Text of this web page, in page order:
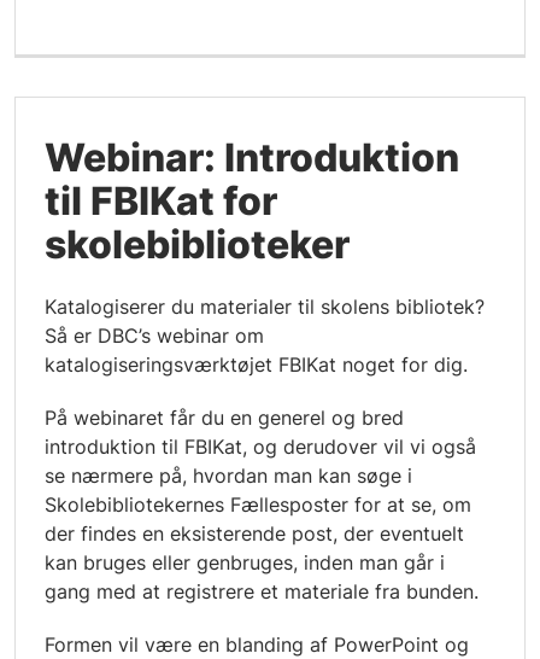
Webinar: Introduktion
til FBIKat for
skolebiblioteker
Katalogiserer du materialer til skolens bibliotek?
Så er DBC’s webinar om
katalogiseringsværktøjet FBIKat noget for dig.
På webinaret får du en generel og bred
introduktion til FBIKat, og derudover vil vi også
se nærmere på, hvordan man kan søge i
Skolebibliotekernes Fællesposter for at se, om
der findes en eksisterende post, der eventuelt
kan bruges eller genbruges, inden man går i
gang med at registrere et materiale fra bunden.
Formen vil være en blanding af PowerPoint og